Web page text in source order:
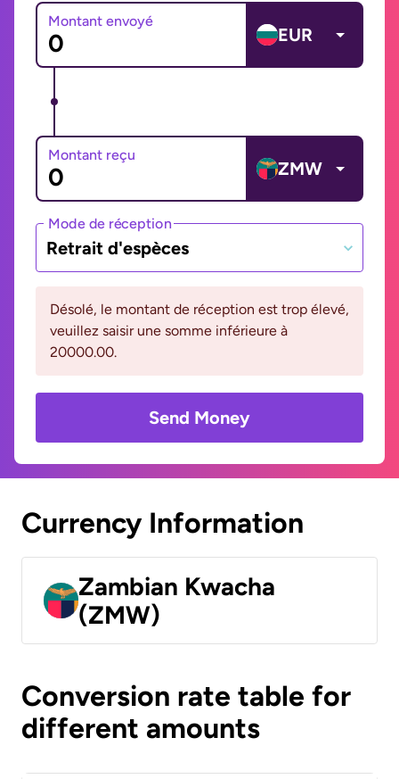
Montant envoyé
EUR
Montant reçu
ZMW
Mode de réception
Retrait d'espèces
Désolé, le montant de réception est trop élevé,
veuillez saisir une somme inférieure à
20000.00.
Send Money
Currency Information
Zambian Kwacha
(ZMW)
Conversion rate table for
different amounts